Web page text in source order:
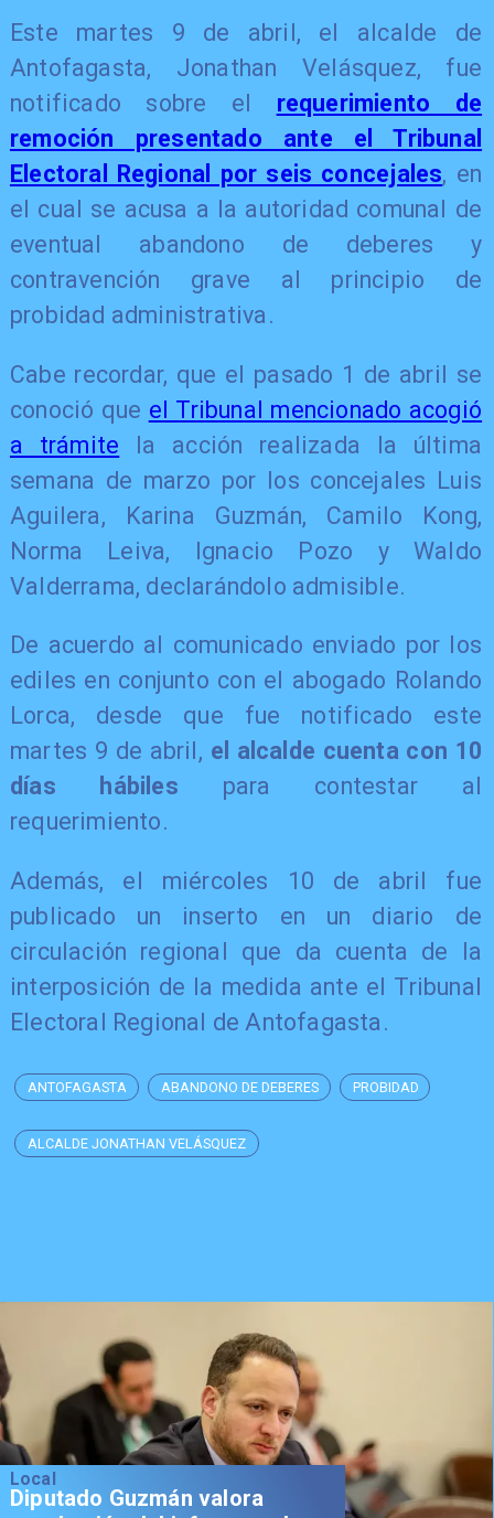
Este martes 9 de abril, el alcalde de
Antofagasta, Jonathan Velásquez, fue
notificado sobre el requerimiento de
remoción presentado ante el Tribunal
Electoral Regional por seis concejales, en
el cual se acusa a la autoridad comunal de
eventual abandono de deberes y
contravención grave al principio de
probidad administrativa.
Cabe recordar, que el pasado 1 de abril se
conoció que el Tribunal mencionado acogió
a trámite la acción realizada la última
semana de marzo por los concejales Luis
Aguilera, Karina Guzmán, Camilo Kong,
Norma Leiva, Ignacio Pozo y Waldo
Valderrama, declarándolo admisible.
De acuerdo al comunicado enviado por los
ediles en conjunto con el abogado Rolando
Lorca, desde que fue notificado este
martes 9 de abril, el alcalde cuenta con 10
días hábiles para contestar al
requerimiento.
Además, el miércoles 10 de abril fue
publicado un inserto en un diario de
circulación regional que da cuenta de la
interposición de la medida ante el Tribunal
Electoral Regional de Antofagasta.
ANTOFAGASTA ABANDONO DE DEBERES PROBIDAD
ALCALDE JONATHAN VELÁSQUEZ
Local
Diputado Guzmán valora